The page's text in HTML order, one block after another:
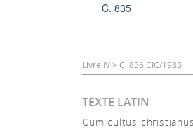
Connexion
C. 835
Livre IV > C. 836 CIC/1983
TEXTE LATIN
Cum cultus